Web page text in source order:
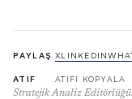
PAYLAŞ XLINKEDIN
ATIF ATIFI KOPYALA
Stratejik Analiz